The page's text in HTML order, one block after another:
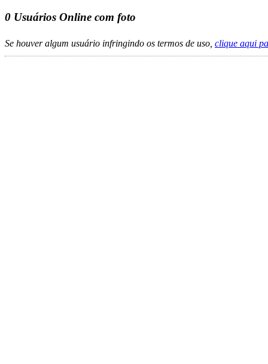
0 Usuários Online com foto
Se houver algum usuário infringindo os termos de uso, clique aqui